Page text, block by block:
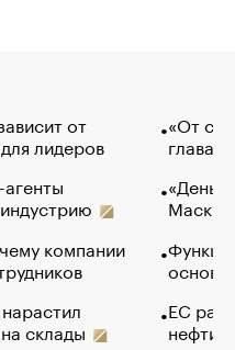
от
лидеров
компании
склады
«От
глава
Маск в
основ
ЕС
нефти